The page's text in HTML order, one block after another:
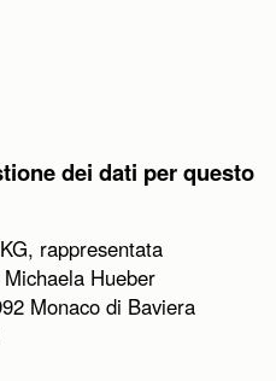
dei dati per questo
rappresentata
Hueber
Monaco di Baviera